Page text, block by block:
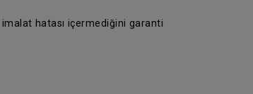
hatası içermediğini garanti